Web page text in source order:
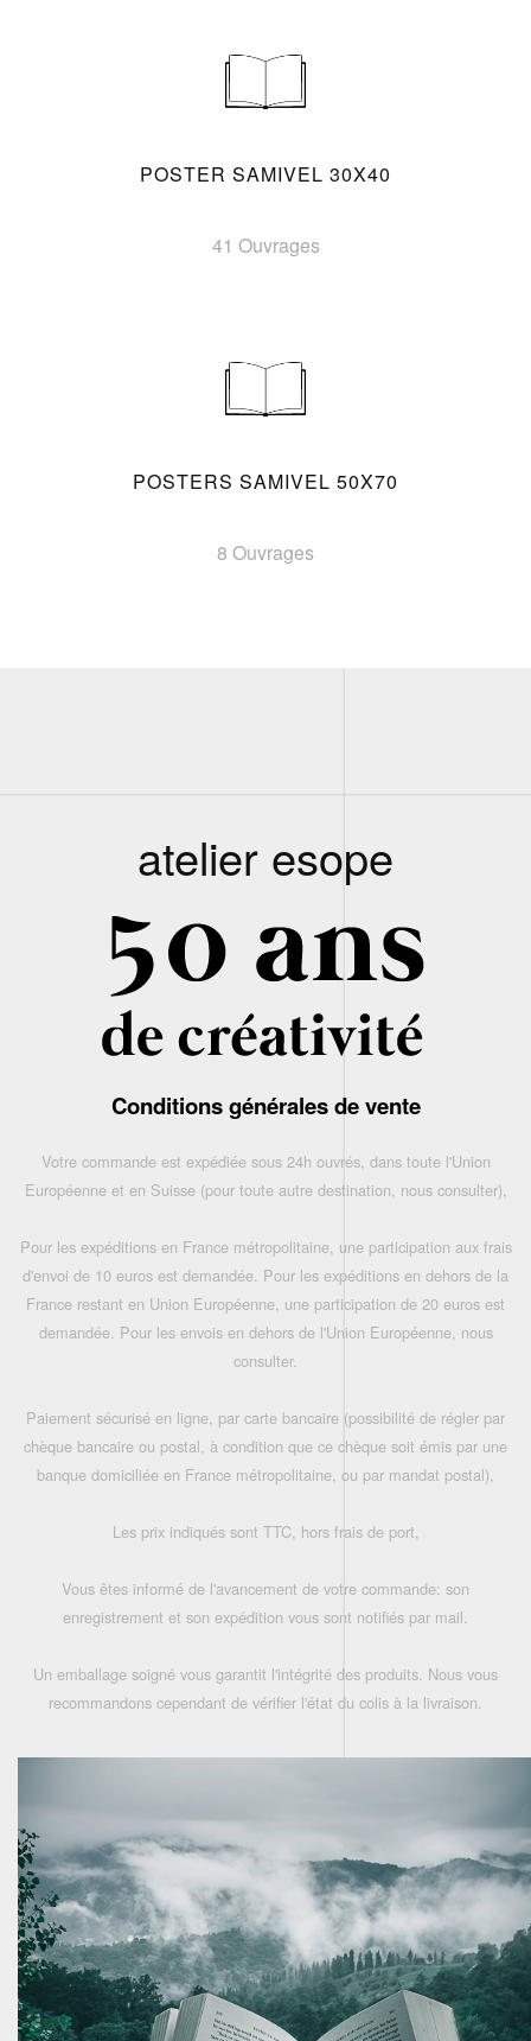
POSTER SAMIVEL 30X40
41 Ouvrages
POSTERS SAMIVEL 50X70
8 Ouvrages
atelier esope
Conditions générales de vente
Votre commande est expédiée sous 24h ouvrés, dans toute l'Union
Européenne et en Suisse (pour toute autre destination, nous consulter),
Pour les expéditions en France métropolitaine, une participation aux frais
d'envoi de 10 euros est demandée. Pour les expéditions en dehors de la
France restant en Union Européenne, une participation de 20 euros est
demandée. Pour les envois en dehors de l'Union Européenne, nous
consulter.
Paiement sécurisé en ligne, par carte bancaire (possibilité de régler par
chèque bancaire ou postal, à condition que ce chèque soit émis par une
banque domiciliée en France métropolitaine, ou par mandat postal),
Les prix indiqués sont TTC, hors frais de port,
Vous êtes informé de l'avancement de votre commande: son
enregistrement et son expédition vous sont notifiés par mail.
Un emballage soigné vous garantit l'intégrité des produits. Nous vous
recommandons cependant de vérifier l'état du colis à la livraison.